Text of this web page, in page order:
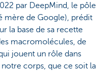
par DeepMind, le pôle
mère de Google), prédit
la base de sa recette
macromolécules, de
jouent un rôle dans
corps, que ce soit la